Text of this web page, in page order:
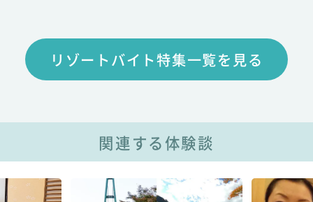
リゾートバイト特集一覧を見る
関連する体験談